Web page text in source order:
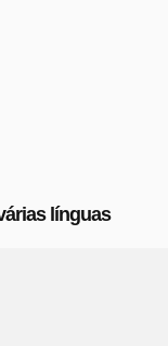
línguas